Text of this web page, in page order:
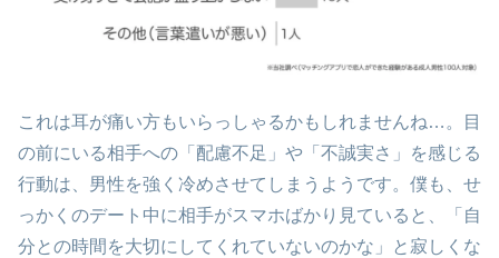
これは耳が痛い方もいらっしゃるかもしれませんね…。目
の前にいる相手への「配慮不足」や「不誠実さ」を感じる
行動は、男性を強く冷めさせてしまうようです。僕も、せ
っかくのデート中に相手がスマホばかり見ていると、「自
分との時間を大切にしてくれていないのかな」と寂しくな